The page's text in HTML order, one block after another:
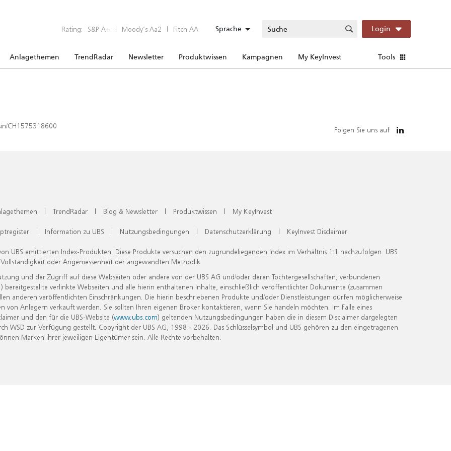
Rating: S&P A+ | Moody’s Aa2 | Fitch AA Sprache Login
Anlagethemen TrendRadar Newsletter Produktwissen Kampagnen My KeyInvest Tools
CH1575318600 Folgen Sie uns auf
| TrendRadar | Blog & Newsletter | Produktwissen | My KeyInvest
| Information zu UBS | Nutzungsbedingungen | Datenschutzerklärung | KeyInvest Disclaimer
UBS emittierten Index-Produkten. Diese Produkte versuchen den zugrundeliegenden Index im Verhältnis 1:1 nachzufolgen. UBS
oder Angemessenheit der angewandten Methodik.
und der Zugriff auf diese Webseiten oder andere von der UBS AG und/oder deren Tochtergesellschaften, verbundenen
verlinkte Webseiten und alle hierin enthaltenen Inhalte, einschließlich veröffentlichter Dokumente (zusammen
anderen veröffentlichten Einschränkungen. Die hierin beschriebenen Produkte und/oder Dienstleistungen dürfen möglicherweise
Anlegern verkauft werden. Sie sollten Ihren eigenen Broker kontaktieren, wenn Sie handeln möchten. Im Falle eines
und den für die UBS-Website (www.ubs.com) geltenden Nutzungsbedingungen haben die in diesem Disclaimer dargelegten
zur Verfügung gestellt. Copyright der UBS AG, 1998 - 2026. Das Schlüsselsymbol und UBS gehören zu den eingetragenen
Marken ihrer jeweiligen Eigentümer sein. Alle Rechte vorbehalten.